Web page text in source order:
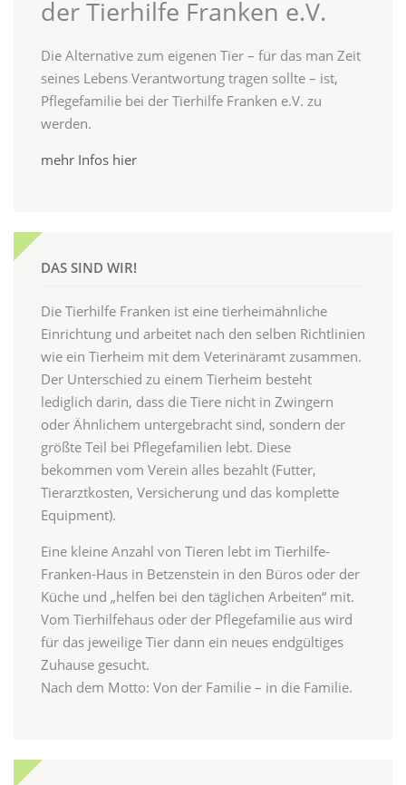
der Tierhilfe Franken e.V.
Die Alternative zum eigenen Tier – für das man Zeit
seines Lebens Verantwortung tragen sollte – ist,
Pflegefamilie bei der Tierhilfe Franken e.V. zu
werden.
mehr Infos hier
DAS SIND WIR!
Die Tierhilfe Franken ist eine tierheimähnliche
Einrichtung und arbeitet nach den selben Richtlinien
wie ein Tierheim mit dem Veterinäramt zusammen.
Der Unterschied zu einem Tierheim besteht
lediglich darin, dass die Tiere nicht in Zwingern
oder Ähnlichem untergebracht sind, sondern der
größte Teil bei Pflegefamilien lebt. Diese
bekommen vom Verein alles bezahlt (Futter,
Tierarztkosten, Versicherung und das komplette
Equipment).
Eine kleine Anzahl von Tieren lebt im Tierhilfe-
Franken-Haus in Betzenstein in den Büros oder der
Küche und „helfen bei den täglichen Arbeiten“ mit.
Vom Tierhilfehaus oder der Pflegefamilie aus wird
für das jeweilige Tier dann ein neues endgültiges
Zuhause gesucht.
Nach dem Motto: Von der Familie – in die Familie.